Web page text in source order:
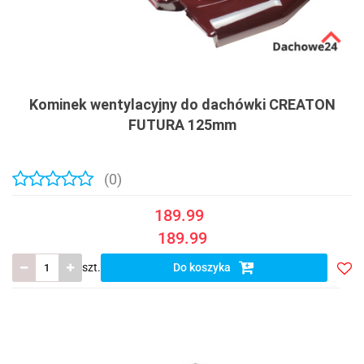
Kominek wentylacyjny do dachówki CREATON
FUTURA 125mm
(0)
189.99
189.99
szt. Do koszyka